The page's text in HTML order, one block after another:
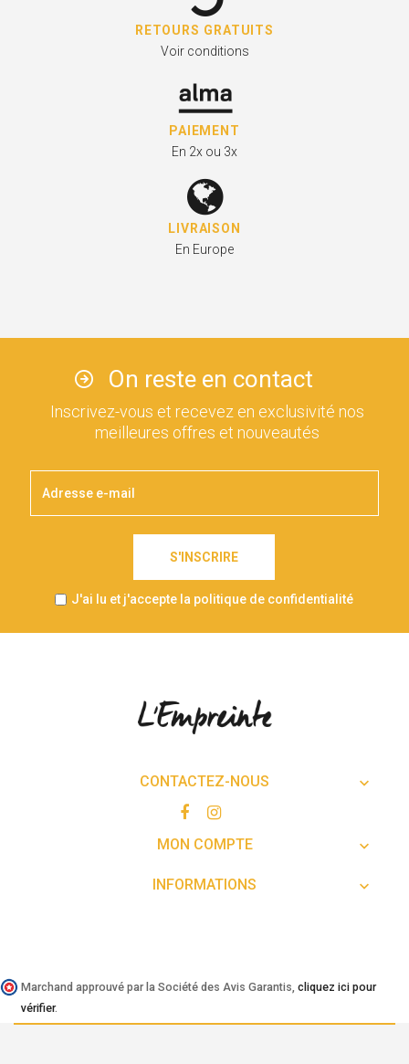
RETOURS GRATUITS
Voir conditions
PAIEMENT
En 2x ou 3x
LIVRAISON
En Europe
On reste en contact
Inscrivez-vous et recevez en exclusivité nos
meilleures offres et nouveautés
S'INSCRIRE
J'ai lu et j'accepte la politique de confidentialité
CONTACTEZ-NOUS 
MON COMPTE 
INFORMATIONS 
Marchand approuvé par la Société des Avis Garantis, cliquez ici pour
vérifier.